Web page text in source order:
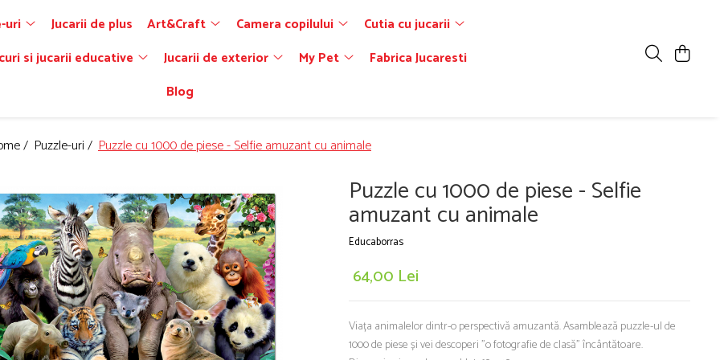
uri Jucarii de plus Art&Craft Camera copilului
Cutia cu jucarii
si jucarii educative Jucarii de exterior My Pet
Fabrica Jucaresti
Blog
/ Puzzle-uri / Puzzle cu 1000 de piese - Selfie amuzant cu animale
Puzzle cu 1000 de piese - Selfie
amuzant cu animale
Educaborras
64,00 Lei
Viața animalelor dintr-o perspectivă amuzantă. Asamblează puzzle-ul de
1000 de piese și vei descoperi "o fotografie de clasă" încântătoare.